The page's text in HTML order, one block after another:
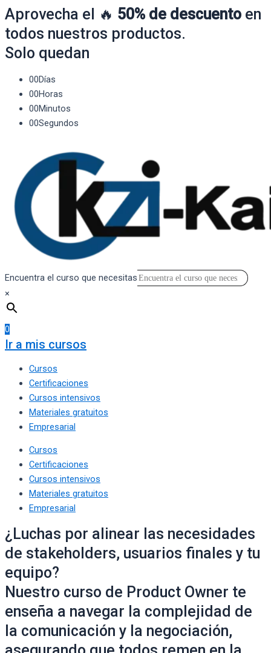
Aprovecha el 🔥 50% de descuento en
todos nuestros productos.
Solo quedan
00Días
00Horas
00Minutos
00Segundos
Encuentra el curso que necesitas
×
0
Ir a mis cursos
Cursos
Certificaciones
Cursos intensivos
Materiales gratuitos
Empresarial
Cursos
Certificaciones
Cursos intensivos
Materiales gratuitos
Empresarial
¿Luchas por alinear las necesidades
de stakeholders, usuarios finales y tu
equipo?
Nuestro curso de Product Owner te
enseña a navegar la complejidad de
la comunicación y la negociación,